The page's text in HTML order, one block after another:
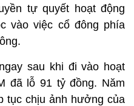
tự quyết hoạt động
vào việc cổ đông phía
sau khi đi vào hoạt
đã lỗ 91 tỷ đồng. Năm
tục chịu ảnh hưởng của